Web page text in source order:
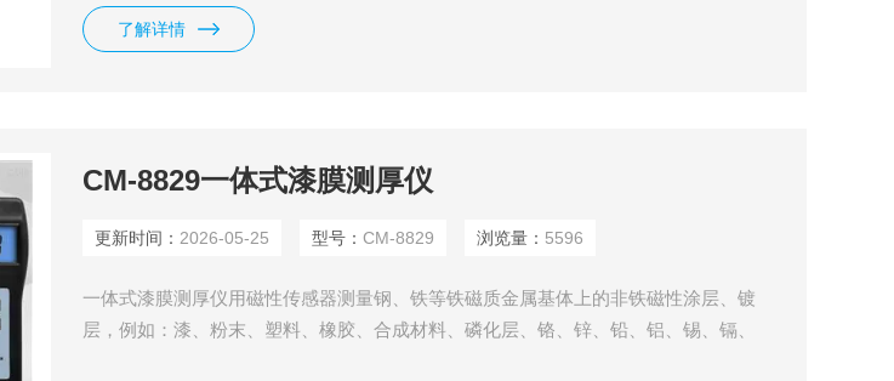
N: 凸 3mm/ 凹 50mm Z薄基底：0.3mm 自动关机 使用环境
了解详情
CM-8829一体式漆膜测厚仪
更新时间： 2026-05-25 型号：CM-8829 浏览量： 5596
一体式漆膜测厚仪用磁性传感器测量钢、铁等铁磁质金属基体上的非铁磁性涂层、镀
层，例如：漆、粉末、塑料、橡胶、合成材料、磷化层、铬、锌、铅、铝、锡、镉、